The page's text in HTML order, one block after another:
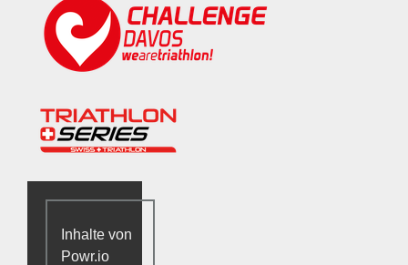
Inhalte von
Powr.io